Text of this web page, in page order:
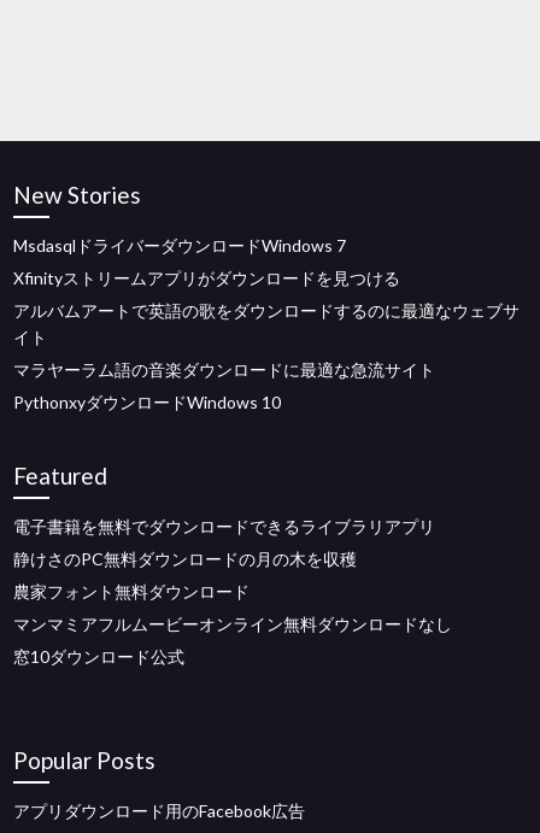
New Stories
MsdasqlドライバーダウンロードWindows 7
Xfinityストリームアプリがダウンロードを見つける
アルバムアートで英語の歌をダウンロードするのに最適なウェブサ
イト
マラヤーラム語の音楽ダウンロードに最適な急流サイト
PythonxyダウンロードWindows 10
Featured
電子書籍を無料でダウンロードできるライブラリアプリ
静けさのPC無料ダウンロードの月の木を収穫
農家フォント無料ダウンロード
マンマミアフルムービーオンライン無料ダウンロードなし
窓10ダウンロード公式
Popular Posts
アプリダウンロード用のFacebook広告